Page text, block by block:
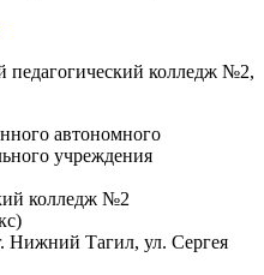
колледж №2,
автономного
учреждения
колледж №2
Нижний Тагил, ул. Сергея